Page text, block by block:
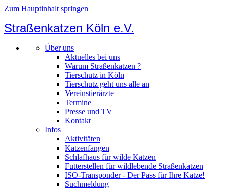
Zum Hauptinhalt springen
Straßenkatzen Köln e.V.
Über uns
Aktuelles bei uns
Warum Straßenkatzen ?
Tierschutz in Köln
Tierschutz geht uns alle an
Vereinstierärzte
Termine
Presse und TV
Kontakt
Infos
Aktivitäten
Katzenfangen
Schlafhaus für wilde Katzen
Futterstellen für wildlebende Straßenkatzen
ISO-Transponder - Der Pass für Ihre Katze!
Suchmeldung